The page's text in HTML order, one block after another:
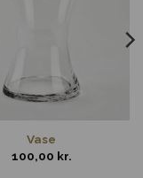
Vase
100,00 kr.